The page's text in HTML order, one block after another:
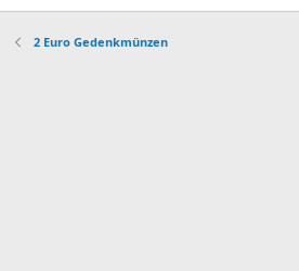
2 Euro Gedenkmünzen